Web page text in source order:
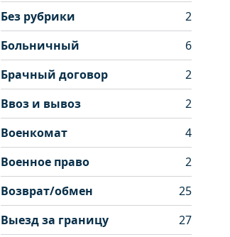
Без рубрики
2
Больничный
6
Брачный договор
2
Ввоз и вывоз
2
Военкомат
4
Военное право
2
Возврат/обмен
25
Выезд за границу
27